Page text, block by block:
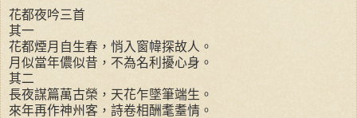
花都夜吟三首
其一
花都煙月自生春，悄入窗幃探故人。
月似當年儂似昔，不為名利擾心身。
其二
長夜謀篇萬古榮，天花乍墜筆端生。
來年再作神州客，詩卷相酬耄耋情。